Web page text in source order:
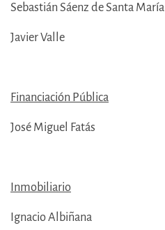
Sebastián Sáenz de Santa María
Javier Valle
Financiación Pública
José Miguel Fatás
Inmobiliario
Ignacio Albiñana